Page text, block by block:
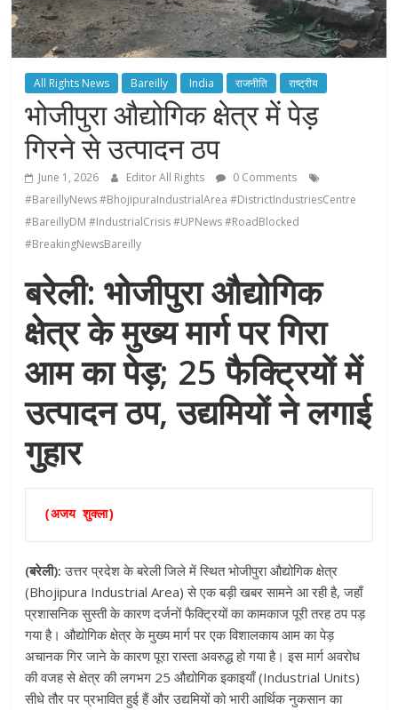
All Rights News Bareilly India राजनीति राष्ट्रीय
भोजीपुरा औद्योगिक क्षेत्र में पेड़
गिरने से उत्पादन ठप
June 1, 2026 Editor All Rights
0 Comments
#BareillyNews #BhojipuraIndustrialArea #DistrictIndustriesCentre
#BareillyDM #IndustrialCrisis #UPNews #RoadBlocked
#BreakingNewsBareilly
बरेली: भोजीपुरा औद्योगिक
क्षेत्र के मुख्य मार्ग पर गिरा
आम का पेड़; 25 फैक्ट्रियों में
उत्पादन ठप, उद्यमियों ने लगाई
गुहार
(अजय शुक्ला)
(बरेली): उत्तर प्रदेश के बरेली जिले में स्थित भोजीपुरा औद्योगिक क्षेत्र
(Bhojipura Industrial Area) से एक बड़ी खबर सामने आ रही है, जहाँ
प्रशासनिक सुस्ती के कारण दर्जनों फैक्ट्रियों का कामकाज पूरी तरह ठप पड़
गया है। औद्योगिक क्षेत्र के मुख्य मार्ग पर एक विशालकाय आम का पेड़
अचानक गिर जाने के कारण पूरा रास्ता अवरुद्ध हो गया है। इस मार्ग अवरोध
की वजह से क्षेत्र की लगभग 25 औद्योगिक इकाइयाँ (Industrial Units)
सीधे तौर पर प्रभावित हुई हैं और उद्यमियों को भारी आर्थिक नुकसान का